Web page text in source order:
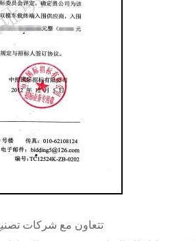
تتعاون مع شركات